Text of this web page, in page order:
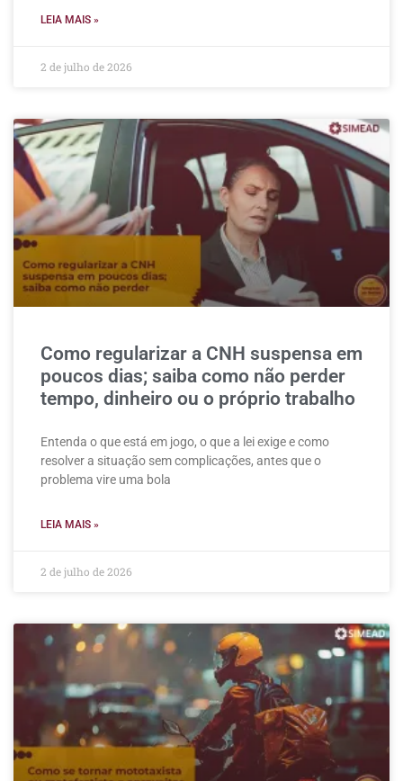
LEIA MAIS »
2 de julho de 2026
Como regularizar a CNH suspensa em
poucos dias; saiba como não perder
tempo, dinheiro ou o próprio trabalho
Entenda o que está em jogo, o que a lei exige e como
resolver a situação sem complicações, antes que o
problema vire uma bola
LEIA MAIS »
2 de julho de 2026